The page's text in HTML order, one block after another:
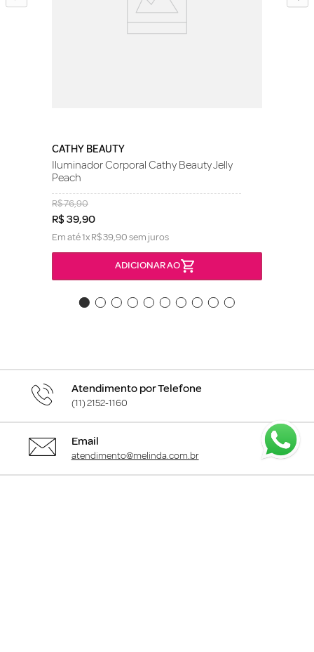
CATHY BEAUTY
Iluminador Corporal Cathy Beauty Jelly
Peach
R$76,90
R$39,90
Em até1xR$39,90sem juros
ADICIONAR AO
Atendimento por Telefone
(11) 2152-1160
Email
atendimento@melinda.com.br